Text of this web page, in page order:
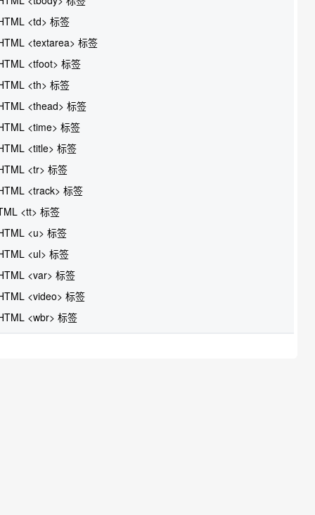
<td> 标签
<textarea> 标签
<tfoot> 标签
<th> 标签
<thead> 标签
<time> 标签
<title> 标签
<tr> 标签
<track> 标签
<tt> 标签
<u> 标签
<ul> 标签
<var> 标签
<video> 标签
<wbr> 标签